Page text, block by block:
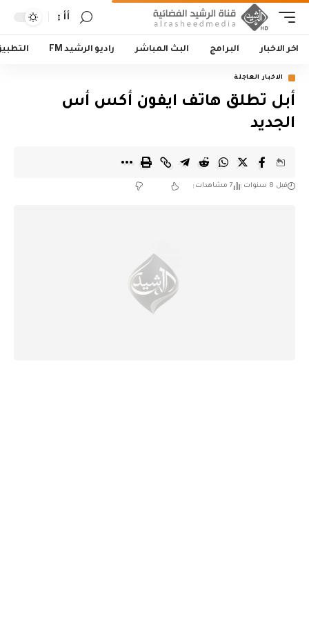
أأ
اخر الاخبار البرامج البث المباشر راديو الرشيد FM
الاخبار العاجلة
أبل تطلق هاتف ايفون أكس أس
الجديد
قبل 8 سنوات 7 مشاهدات